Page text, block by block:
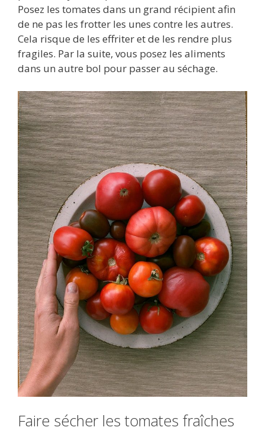
Posez les tomates dans un grand récipient afin
de ne pas les frotter les unes contre les autres.
Cela risque de les effriter et de les rendre plus
fragiles. Par la suite, vous posez les aliments
dans un autre bol pour passer au séchage.
Faire sécher les tomates fraîches